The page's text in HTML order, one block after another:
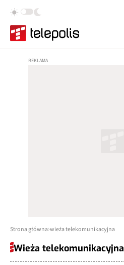
Strona główna wieża telekomunikacyjna
Wieża telekomunikacyjna